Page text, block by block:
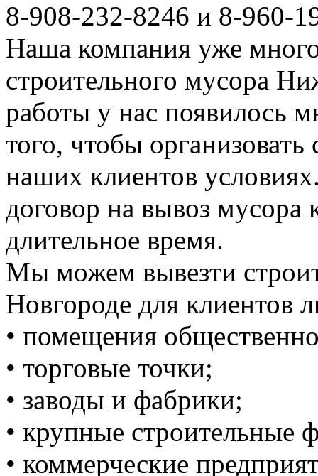
8-908-232-8246 и 8-960-
Наша компания уже много
строительного мусора
работы у нас появилось
того, чтобы
наших клиентов
договор на вывоз мусора
длительное время.
Мы можем вывезти
Новгороде для клиентов
• помещения
• торговые точки;
• заводы и фабрики;
• крупные строительные
• коммерческие